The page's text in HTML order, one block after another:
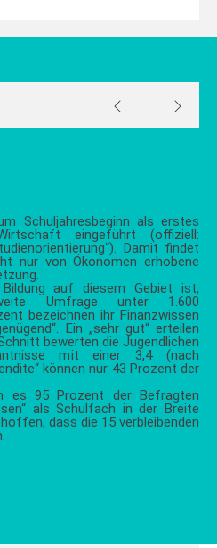
Schuljahresbeginn als erstes
eingeführt (offiziell:
Damit findet
nur von Ökonomen erhobene
auf diesem Gebiet ist,
Umfrage unter 1.600
bezeichnen ihr Finanzwissen
Ein „sehr gut“ erteilen
bewerten die Jugendlichen
mit einer 3,4 (nach
können nur 43 Prozent der
es 95 Prozent der Befragten
als Schulfach in der Breite
dass die 15 verbleibenden